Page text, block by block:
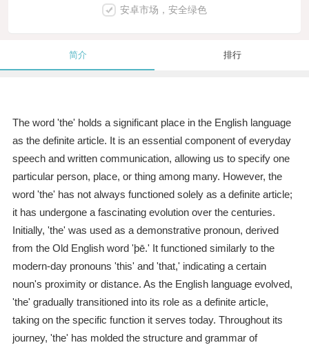
安卓市场，安全绿色
简介 排行
The word 'the' holds a significant place in the English language
as the definite article. It is an essential component of everyday
speech and written communication, allowing us to specify one
particular person, place, or thing among many. However, the
word 'the' has not always functioned solely as a definite article;
it has undergone a fascinating evolution over the centuries.
Initially, 'the' was used as a demonstrative pronoun, derived
from the Old English word 'þē.' It functioned similarly to the
modern-day pronouns 'this' and 'that,' indicating a certain
noun's proximity or distance. As the English language evolved,
'the' gradually transitioned into its role as a definite article,
taking on the specific function it serves today. Throughout its
journey, 'the' has molded the structure and grammar of